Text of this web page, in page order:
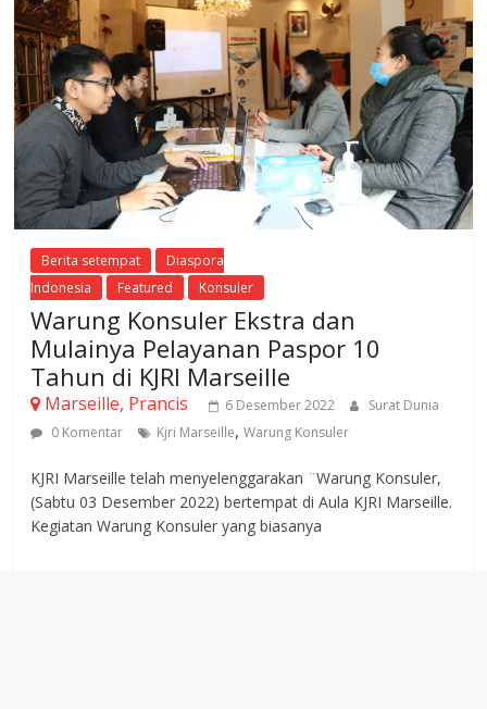
Berita setempat
Diaspora
Indonesia
Featured Konsuler
Warung Konsuler Ekstra dan
Mulainya Pelayanan Paspor 10
Tahun di KJRI Marseille
Marseille, Prancis 6 Desember 2022
Surat Dunia
0 Komentar
Kjri Marseille,Warung Konsuler
KJRI Marseille telah menyelenggarakan ¨Warung Konsuler,
(Sabtu 03 Desember 2022) bertempat di Aula KJRI Marseille.
Kegiatan Warung Konsuler yang biasanya